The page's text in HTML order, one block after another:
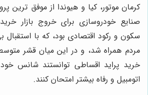
کرمان موتور، کیا و هیوندا از موفق ترین
صنایع خودروسازی برای خروج بازار
سکون و رکود اقتصادی بود، که با
مردم همراه شد، و در این میان قشر
خرید پراید اقساطی توانستند شانس
اتومبیل و رفاه بیشتر امتحان کنند.